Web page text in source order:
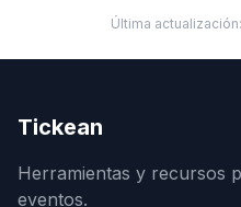
Última actualización:
Tickean
Herramientas y recursos
eventos.